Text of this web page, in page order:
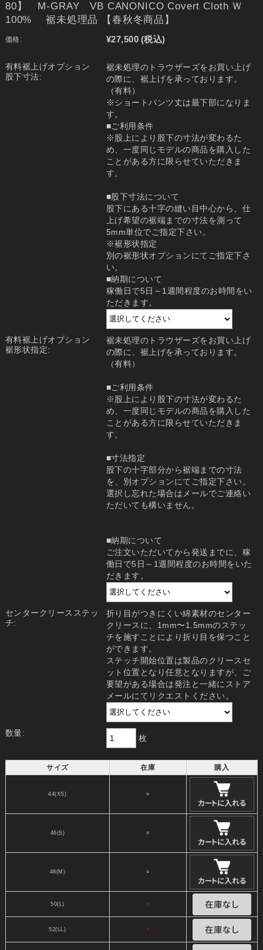
80】 M-GRAY VB CANONICO Covert Cloth Ｗ
100% 裾未処理品 【春秋冬商品】
価格: ¥27,500 (税込)
有料裾上げオプション
股下寸法:
裾未処理のトラウザーズをお買い上げ
の際に、裾上げを承っております。
（有料）
※ショートパンツ丈は最下部になりま
す。
■ご利用条件
※股上により股下の寸法が変わるた
め、一度同じモデルの商品を購入した
ことがある方に限らせていただきま
す。
■股下寸法について
股下にある十字の縫い目中心から、仕
上げ希望の裾端までの寸法を測って
5mm単位でご指定下さい。
※裾形状指定
別の裾形状オプションにてご指定下さ
い。
■納期について
稼働日で5日～1週間程度のお時間をい
ただきます。
有料裾上げオプション
裾形状指定:
裾未処理のトラウザーズをお買い上げ
の際に、裾上げを承っております。
（有料）
■ご利用条件
※股上により股下の寸法が変わるた
め、一度同じモデルの商品を購入した
ことがある方に限らせていただきま
す。
■寸法指定
股下の十字部分から裾端までの寸法
を、別オプションにてご指定下さい。
選択し忘れた場合はメールでご連絡い
ただいても構いません。
■納期について
ご注文いただいてから発送までに、稼
働日で5日～1週間程度のお時間をいた
だきます。
センタークリースステッ
チ:
折り目がつきにくい綿素材のセンター
クリースに、1mm〜1.5mmのステッ
チを施すことにより折り目を保つこと
ができます。
ステッチ開始位置は製品のクリースセ
ット位置となり任意となりますが、ご
要望がある場合は発注と一緒にストア
メールにてリクエストください。
数量:
枚
サイズ 在庫 購入
44(XS) ○
46(S) ○
48(M) ○
50(L) ×
52(LL) ×